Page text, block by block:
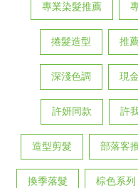
專業染髮推薦
捲髮造型 推
深淺色調 現
許妍同款 許
造型剪髮 部落客
換季落髮 棕色系列